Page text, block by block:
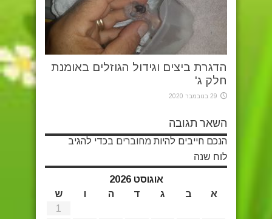
הדגרת ביצים וגידול הגוזלים באומנת
חלק ג'
29 בנובמבר 2020
השאר תגובה
הנכם חייבים להיות מחוברים בכדי להגיב
לוח שנה
אוגוסט 2026
א
ב ג ד ה ו
ש
1